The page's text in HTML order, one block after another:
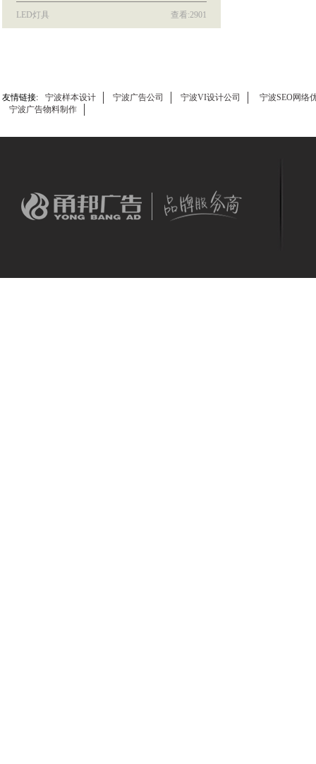
LED灯具
查看:2901
友情链接: 宁波样本设计 宁波广告公司 宁波VI设计公司
宁波SEO网络
宁波广告物料制作